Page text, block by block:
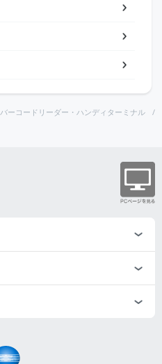
バーコードリーダー・ハンディターミナル